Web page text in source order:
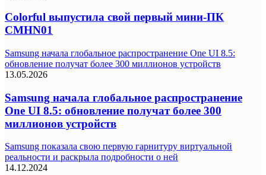
Colorful выпустила свой первый мини-ПК
CMHN01
Samsung начала глобальное распространение One UI 8.5:
обновление получат более 300 миллионов устройств
13.05.2026
Samsung начала глобальное распространение
One UI 8.5: обновление получат более 300
миллионов устройств
Samsung показала свою первую гарнитуру виртуальной
реальности и раскрыла подробности о ней
14.12.2024